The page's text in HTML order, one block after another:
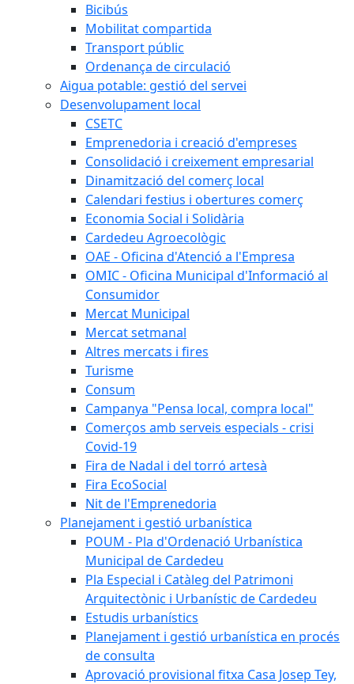
Bicibús
Mobilitat compartida
Transport públic
Ordenança de circulació
Aigua potable: gestió del servei
Desenvolupament local
CSETC
Emprenedoria i creació d'empreses
Consolidació i creixement empresarial
Dinamització del comerç local
Calendari festius i obertures comerç
Economia Social i Solidària
Cardedeu Agroecològic
OAE - Oficina d'Atenció a l'Empresa
OMIC - Oficina Municipal d'Informació al
Consumidor
Mercat Municipal
Mercat setmanal
Altres mercats i fires
Turisme
Consum
Campanya "Pensa local, compra local"
Comerços amb serveis especials - crisi
Covid-19
Fira de Nadal i del torró artesà
Fira EcoSocial
Nit de l'Emprenedoria
Planejament i gestió urbanística
POUM - Pla d'Ordenació Urbanística
Municipal de Cardedeu
Pla Especial i Catàleg del Patrimoni
Arquitectònic i Urbanístic de Cardedeu
Estudis urbanístics
Planejament i gestió urbanística en procés
de consulta
Aprovació provisional fitxa Casa Josep Tey,